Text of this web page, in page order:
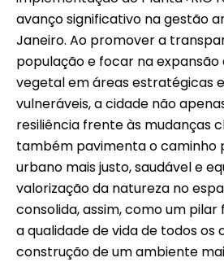
avanço significativo na gestão
Janeiro. Ao promover a
população e focar na
vegetal em áreas estratégicas
vulneráveis, a cidade não
resiliência frente às mudanças
também pavimenta o caminho
urbano mais justo, saudável e
valorização da natureza no
consolida, assim, como um
a qualidade de vida de todos os
construção de um ambiente